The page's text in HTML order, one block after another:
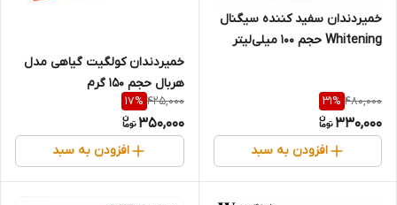
خمیردندان سفید کننده سیگنال
Whitening حجم 100 میلی‌لیتر
480,000
31%
330,000
افزودن به سبد
خمیردندان کولگیت گیاهی مدل
هربال حجم 150 گرم
425,000
17%
350,000
افزودن به سبد